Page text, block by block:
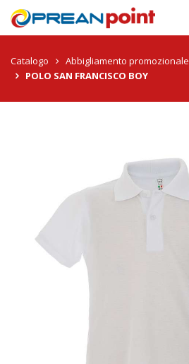
Catalogo
Abbigliamento promozionale
POLO SAN FRANCISCO BOY